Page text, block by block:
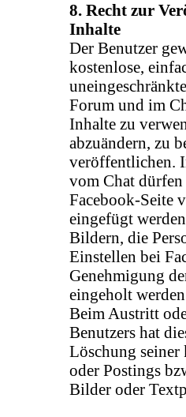
8. Recht zur
Inhalte
Der Benutzer
kostenlose,
Forum und im
Inhalte zu
abzuändern, zu
veröffentlichen.
vom Chat
Facebook-Seite
eingefügt
Bildern, die
Einstellen bei
Genehmigung
eingeholt
Beim Austritt
Benutzers hat
Löschung seiner
oder Postings
Bilder oder